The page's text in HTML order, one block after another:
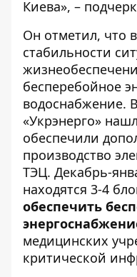
Киева», –
Он отметил, что
стабильности
бесперебойное
водоснабжение.
«Укрэнерго»
обеспечили
производство
ТЭЦ. Декабрь-
находятся 3-4
обеспечить
медицинских
критической